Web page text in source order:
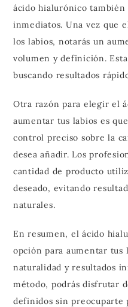
ácido hialurónico
inmediatos. Una vez que
los labios, notarás un
volumen y definición.
buscando resultados
Otra razón para elegir el
aumentar tus labios es
control preciso sobre la
desea añadir. Los
cantidad de producto
deseado, evitando
naturales.
En resumen, el ácido
opción para aumentar tus
naturalidad y resultados
método, podrás disfrutar
definidos sin preocuparte